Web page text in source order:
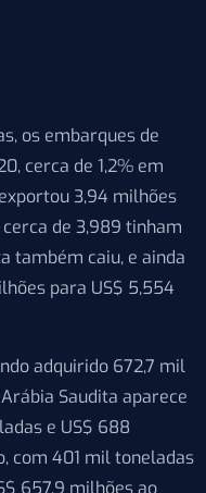
os embarques de
cerca de 1,2% em
3,94 milhões
de 3,989 tinham
também caiu, e ainda
para US$ 5,554
adquirido 672,7 mil
Saudita aparece
e US$ 688
com 401 mil toneladas
657,9 milhões ao